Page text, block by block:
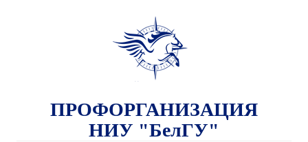
ПРОФОРГАНИЗАЦИЯ
НИУ "БелГУ"